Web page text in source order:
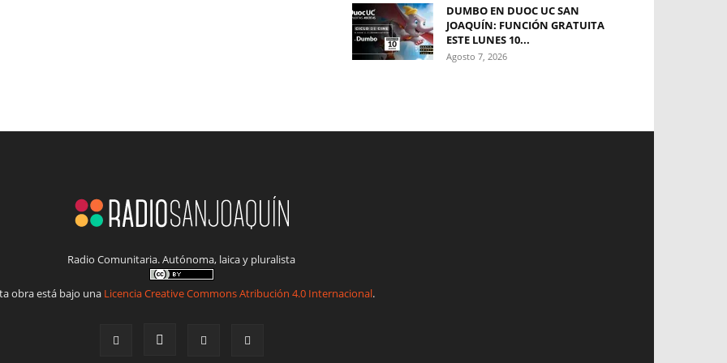
DUMBO EN DUOC UC SAN
JOAQUÍN: FUNCIÓN GRATUITA
ESTE LUNES 10...
Agosto 7, 2026
Radio Comunitaria. Autónoma, laica y pluralista
obra está bajo una Licencia Creative Commons Atribución 4.0 Internacional.